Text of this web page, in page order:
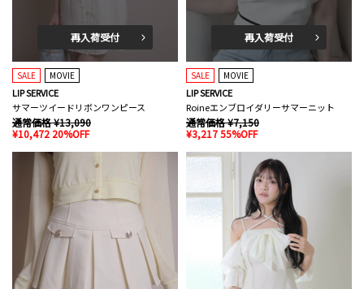
再入荷受付
SALE MOVIE
LIP SERVICE
サマーツイードリボンワンピース
通常価格 ¥13,090
¥10,472 20%OFF
再入荷受付
SALE MOVIE
LIP SERVICE
Roineエンブロイダリーサマーニット
通常価格 ¥7,150
¥3,217 55%OFF